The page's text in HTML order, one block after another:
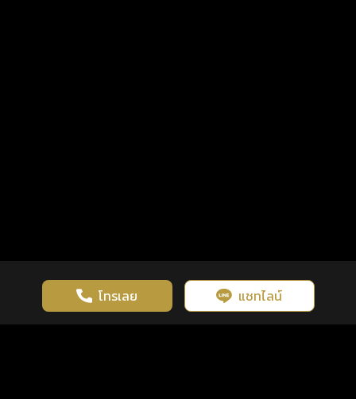
โทรเลย แชทไลน์
เว็บไซต์นี้มีการใช้งานคุกกี้ เพื่อเพิ่มประสิทธิภาพและประสบการณ์ที่ดี
ในการใช้งานเว็บไซต์ นโยบายความเป็นส่วนตัว
รู้ก่อน พร้อมกว่า ทุกจังหวะชีวิต คลิกดูดวงฟรี